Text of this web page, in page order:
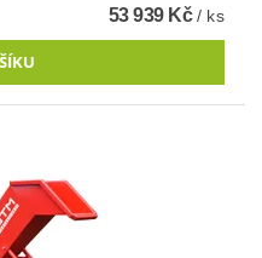
53 939 Kč/ ks